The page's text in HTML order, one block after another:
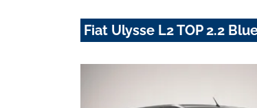
Fiat Ulysse L2 TOP 2.2